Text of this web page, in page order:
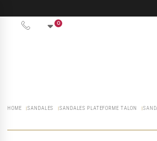
0
HOME SANDALES SANDALES PLATEFORME TALON